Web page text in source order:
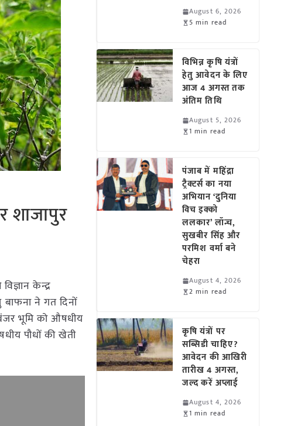
शाजापुर
केन्द्र
ने गत दिनों
भूमि को औषधीय
पौधों की खेती
August 6, 2026
5 min read
विभिन्न कृषि यंत्रों
हेतु आवेदन के लिए
आज 4 अगस्त तक
अंतिम तिथि
August 5, 2026
1 min read
पंजाब में महिंद्रा
ट्रैक्टर्स का नया
अभियान ‘दुनिया
विच इक्को
ललकार’ लॉन्च,
सुखबीर सिंह और
परमिश वर्मा बने
चेहरा
August 4, 2026
2 min read
कृषि यंत्रों पर
सब्सिडी चाहिए?
आवेदन की आखिरी
तारीख 4 अगस्त,
जल्द करें अप्लाई
August 4, 2026
1 min read